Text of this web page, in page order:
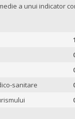
a unui indicator
sanitare